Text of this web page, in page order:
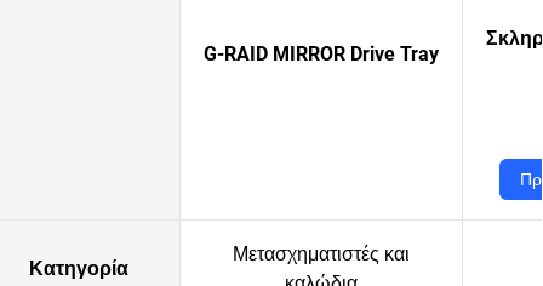
G-RAID MIRROR Drive Tray
Κατηγορία
Μετασχηματιστές και